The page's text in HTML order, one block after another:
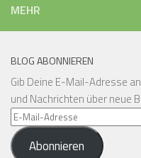
MEHR
BLOG ABONNIEREN
Gib Deine E-Mail-Adresse
und Nachrichten über neue
E-
Mail-
AdresseAbonnieren